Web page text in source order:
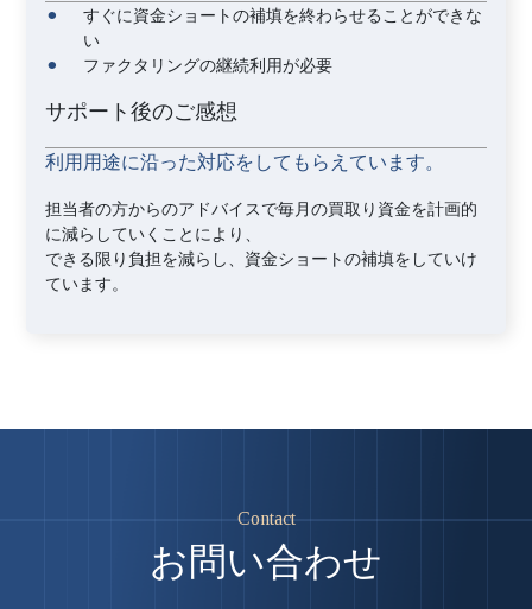
すぐに資金ショートの補填を終わらせることができな
い
ファクタリングの継続利用が必要
サポート後のご感想
利用用途に沿った対応をしてもらえています。
担当者の方からのアドバイスで毎月の買取り資金を計画的
に減らしていくことにより、
できる限り負担を減らし、資金ショートの補填をしていけ
ています。
Contact
お問い合わせ